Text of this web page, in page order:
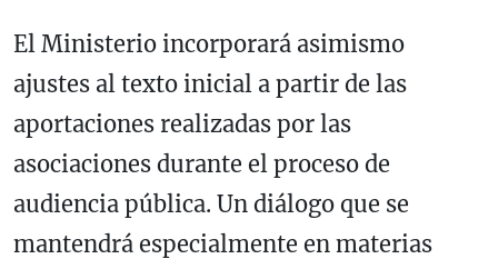
El Ministerio incorporará asimismo
ajustes al texto inicial a partir de las
aportaciones realizadas por las
asociaciones durante el proceso de
audiencia pública. Un diálogo que se
mantendrá especialmente en materias